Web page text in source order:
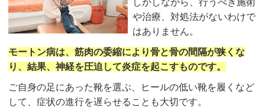
しかしながら、行うべき施術
や治療、対処法がないわけで
はありません。
モートン病は、筋肉の委縮により骨と骨の間隔が狭くな
り、結果、神経を圧迫して炎症を起こすものです。
ご自身の足にあった靴を選ぶ、ヒールの低い靴を履くなど
して、症状の進行を遅らせることも大切です。